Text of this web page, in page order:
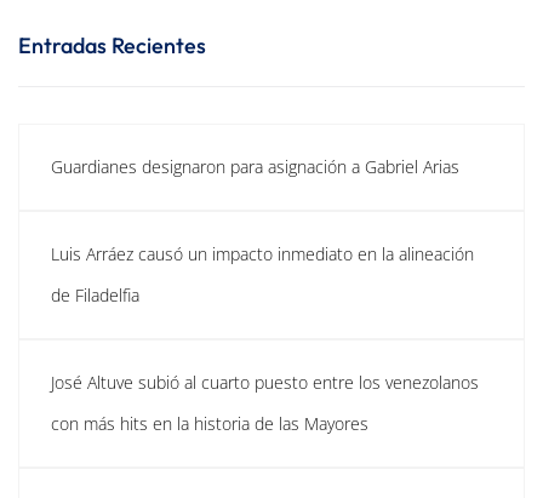
Entradas Recientes
Guardianes designaron para asignación a Gabriel Arias
Luis Arráez causó un impacto inmediato en la alineación
de Filadelfia
José Altuve subió al cuarto puesto entre los venezolanos
con más hits en la historia de las Mayores